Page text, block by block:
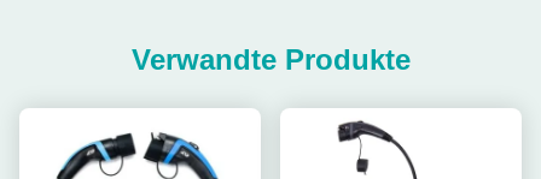
Verwandte Produkte